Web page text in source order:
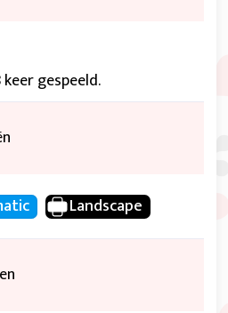
keer gespeeld.
Landscape